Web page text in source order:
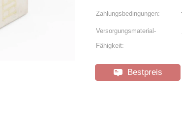
Zahlungsbedingungen:
Versorgungsmaterial-
Fähigkeit:
Bestpreis